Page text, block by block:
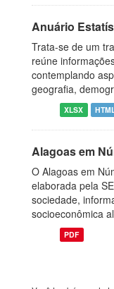
Anuário
Trata-se de um
reúne
contemplando
geografia,
XLSX
Alagoas em
O Alagoas em
elaborada pela
sociedade,
socioeconômica
PDF